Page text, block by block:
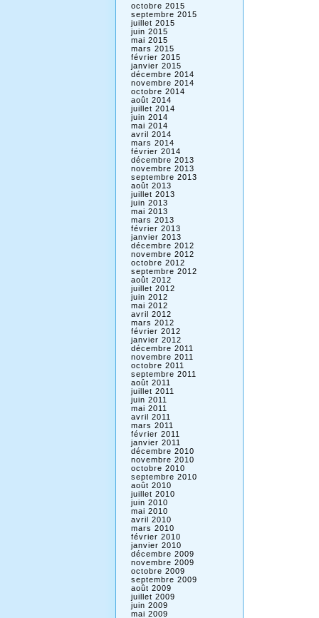
octobre 2015
septembre 2015
juillet 2015
juin 2015
mai 2015
mars 2015
février 2015
janvier 2015
décembre 2014
novembre 2014
octobre 2014
août 2014
juillet 2014
juin 2014
mai 2014
avril 2014
mars 2014
février 2014
décembre 2013
novembre 2013
septembre 2013
août 2013
juillet 2013
juin 2013
mai 2013
mars 2013
février 2013
janvier 2013
décembre 2012
novembre 2012
octobre 2012
septembre 2012
août 2012
juillet 2012
juin 2012
mai 2012
avril 2012
mars 2012
février 2012
janvier 2012
décembre 2011
novembre 2011
octobre 2011
septembre 2011
août 2011
juillet 2011
juin 2011
mai 2011
avril 2011
mars 2011
février 2011
janvier 2011
décembre 2010
novembre 2010
octobre 2010
septembre 2010
août 2010
juillet 2010
juin 2010
mai 2010
avril 2010
mars 2010
février 2010
janvier 2010
décembre 2009
novembre 2009
octobre 2009
septembre 2009
août 2009
juillet 2009
juin 2009
mai 2009